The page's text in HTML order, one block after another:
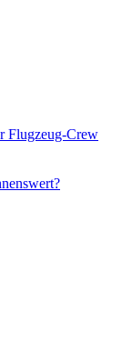
Flugzeug-Crew